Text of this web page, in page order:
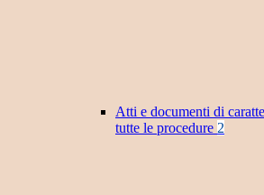
Atti e documenti di
tutte le procedure 2